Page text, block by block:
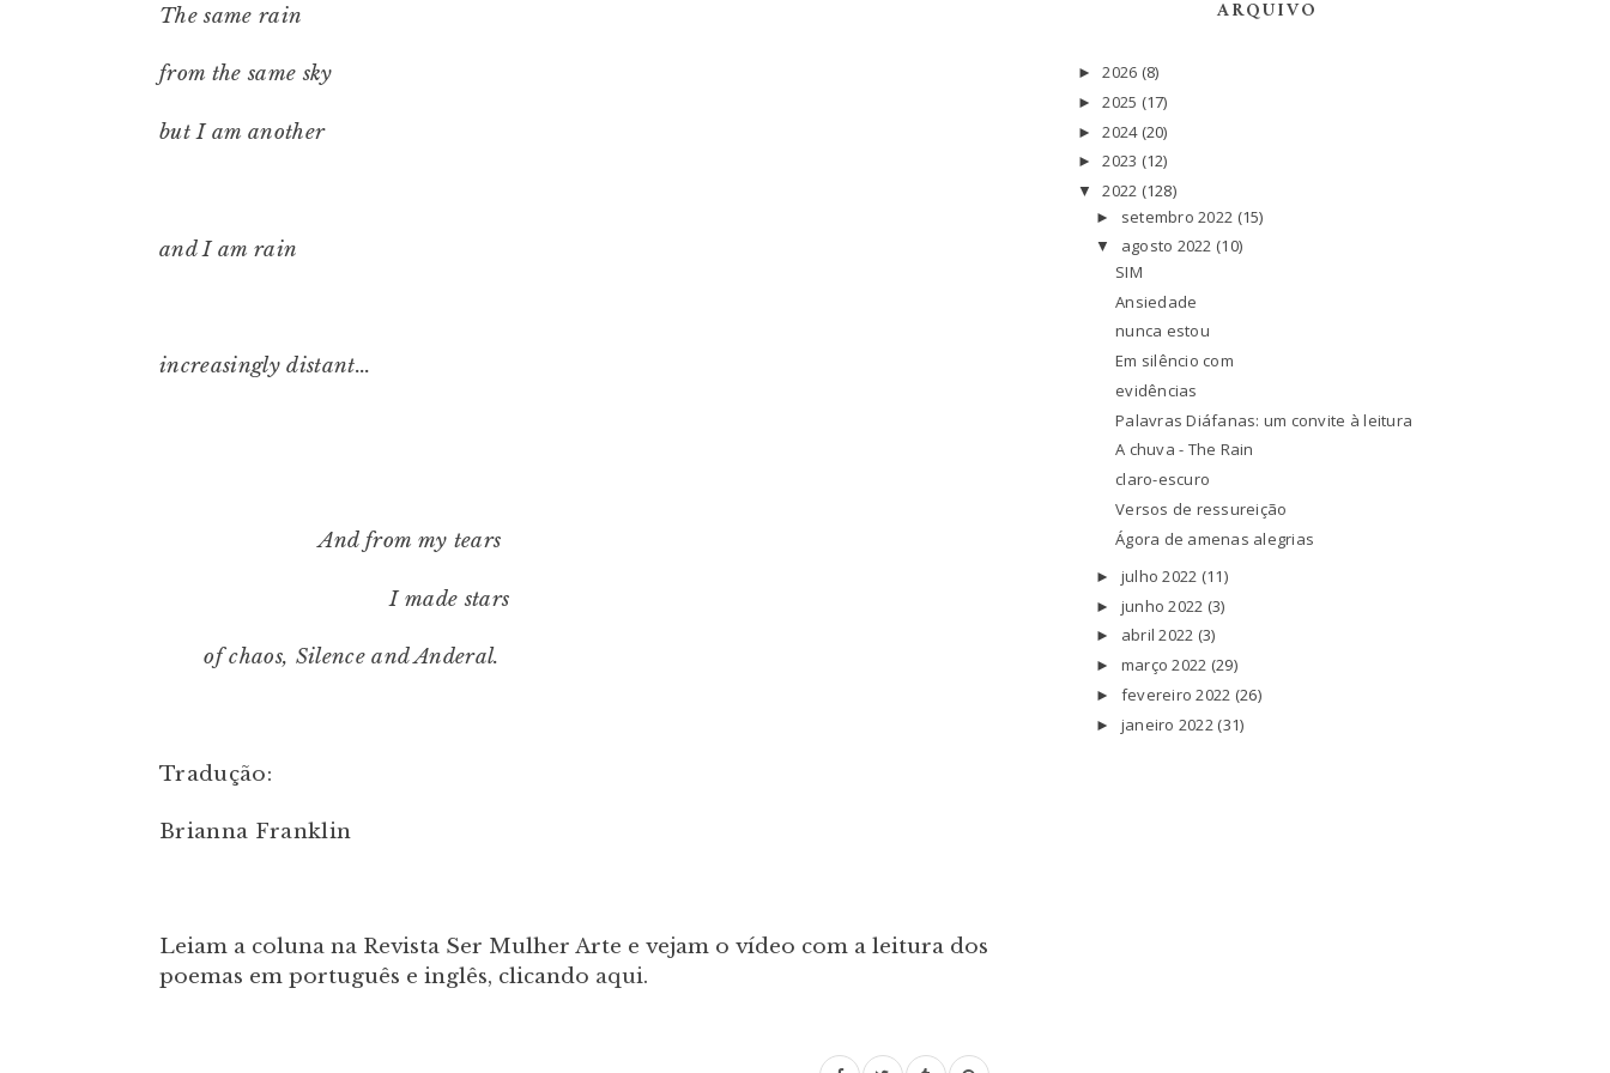
The same rain
from the same sky
but I am another
and I am rain
increasingly distant...
And from my tears
I made stars
of chaos, Silence and Anderal.
Tradução:
Brianna Franklin
Leiam a coluna na Revista Ser Mulher Arte e vejam o vídeo com a leitura dos
poemas em português e inglês, clicando aqui.
ARQUIVO
►2026 (8)
►2025 (17)
►2024 (20)
►2023 (12)
▼2022 (128)
► setembro 2022 (15)
▼ agosto 2022 (10)
SIM
Ansiedade
nunca estou
Em silêncio com
evidências
Palavras Diáfanas: um convite à leitura
A chuva - The Rain
claro-escuro
Versos de ressureição
Ágora de amenas alegrias
► julho 2022 (11)
► junho 2022 (3)
► abril 2022 (3)
► março 2022 (29)
► fevereiro 2022 (26)
► janeiro 2022 (31)